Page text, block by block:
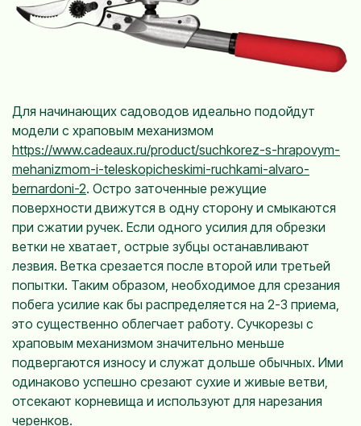
Для начинающих садоводов идеально подойдут
модели с храповым механизмом
https://www.cadeaux.ru/product/suchkorez-s-hrapovym-
mehanizmom-i-teleskopicheskimi-ruchkami-alvaro-
bernardoni-2. Остро заточенные режущие
поверхности движутся в одну сторону и смыкаются
при сжатии ручек. Если одного усилия для обрезки
ветки не хватает, острые зубцы останавливают
лезвия. Ветка срезается после второй или третьей
попытки. Таким образом, необходимое для срезания
побега усилие как бы распределяется на 2-3 приема,
это существенно облегчает работу. Сучкорезы с
храповым механизмом значительно меньше
подвергаются износу и служат дольше обычных. Ими
одинаково успешно срезают сухие и живые ветви,
отсекают корневища и используют для нарезания
черенков.